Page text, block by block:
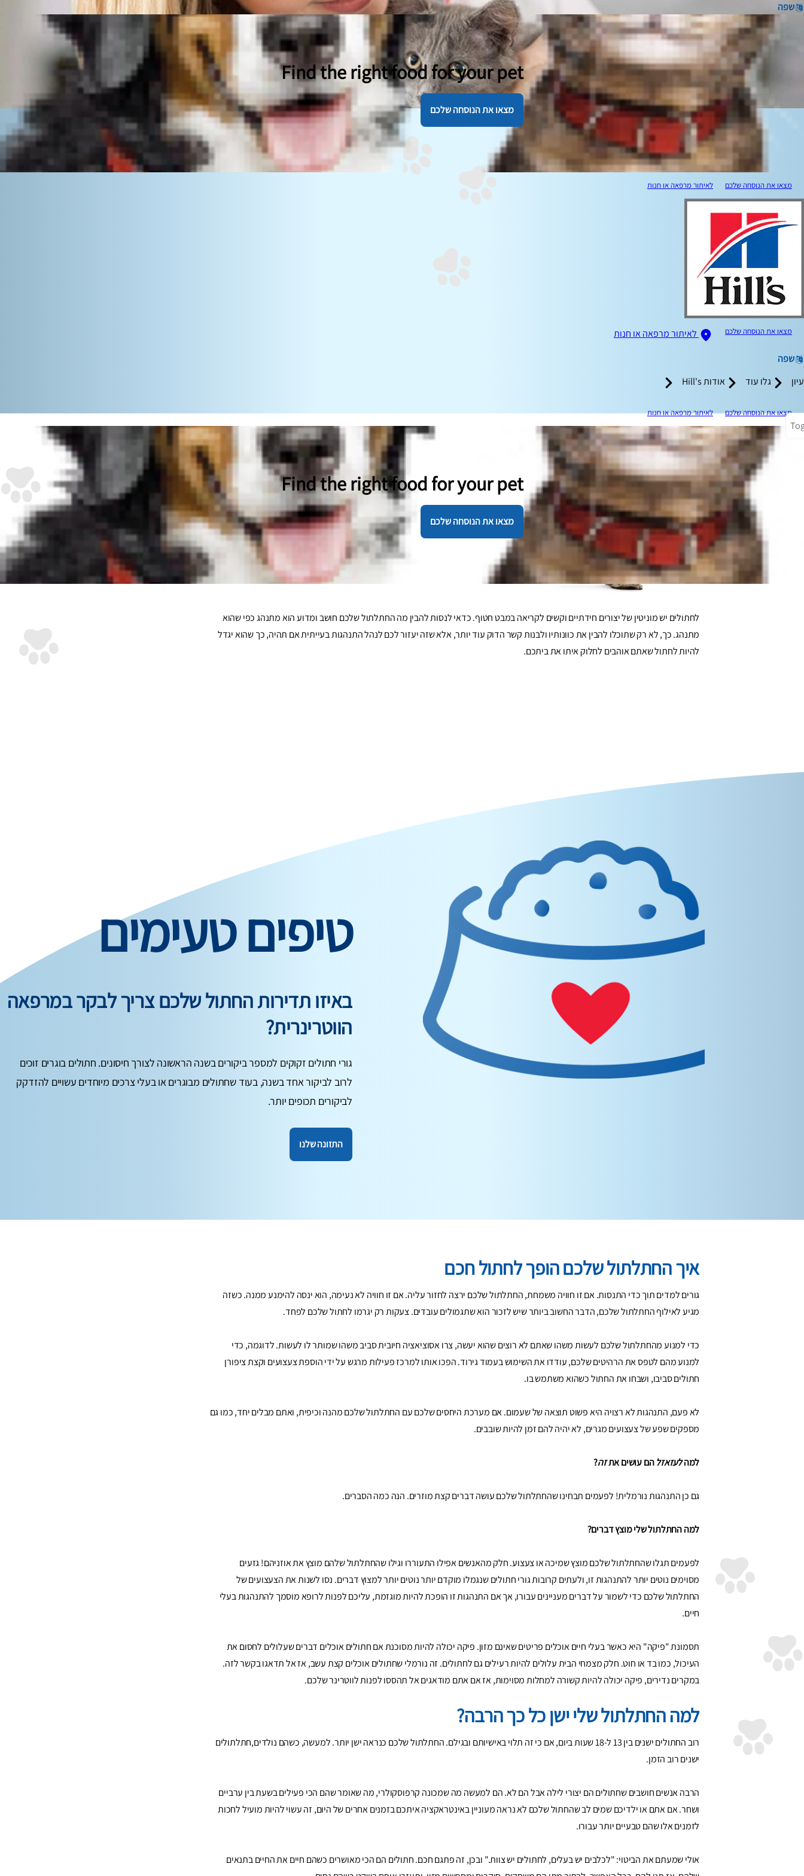
שפה
Find the right food for your pet
מצאו את הנוסחה שלכם
מצאו את הנוסחה שלכם לאיתור מרפאה או חנות
מצאו את הנוסחה שלכם
לאיתור מרפאה או חנות
שפה
עיון
גלו עוד אודות Hill's
מצאו את הנוסחה שלכם לאיתור מרפאה או חנות
Find the right food for your pet
מצאו את הנוסחה שלכם
להבין את הגור שלכם
לחתולים יש מוניטין של יצורים חידתיים וקשים לקריאה במבט חטוף. כדאי לנסות להבין מה החתלתול שלכם חושב ומדוע הוא מתנהג כפי שהוא
מתנהג. כך, לא רק שתוכלו להבין את כוונותיו ולבנות קשר הדוק עוד יותר, אלא שזה יעזור לכם לנהל התנהגות בעייתית אם תהיה, כך שהוא יגדל
להיות לחתול שאתם אוהבים לחלוק איתו את ביתכם.
טיפים טעימים
באיזו תדירות החתול שלכם צריך לבקר במרפאה
הווטרינרית?
גורי חתולים זקוקים למספר ביקורים בשנה הראשונה לצורך חיסונים. חתולים בוגרים זוכים
לרוב לביקור אחד בשנה, בעוד שחתולים מבוגרים או בעלי צרכים מיוחדים עשויים להזדקק
לביקורים תכופים יותר.
התזונה שלנו
איך החתלתול שלכם הופך לחתול חכם
גורים למדים תוך כדי התנסות. אם זו חוויה משמחת, החתלתול שלכם ירצה לחזור עליה. אם זו חוויה לא נעימה, הוא ינסה להימנע ממנה. כשזה
מגיע לאילוף החתלתול שלכם, הדבר החשוב ביותר שיש לזכור הוא שתגמולים עובדים. צעקות רק יגרמו לחתול שלכם לפחד.
כדי למנוע מהחתלתול שלכם לעשות משהו שאתם לא רוצים שהוא יעשה, צרו אסוציאציה חיובית סביב משהו שמותר לו לעשות. לדוגמה, כדי
למנוע מהם לטפס את הרהיטים שלכם, עודדו את השימוש בעמוד גירוד. הפכו אותו למרכז פעילות מרגש על ידי הוספת צעצועים וקצת ציפורן
חתולים סביבו, ושבחו את החתול כשהוא משתמש בו.
לא פעם, התנהגות לא רצויה היא פשוט תוצאה של שעמום. אם מערכת היחסים שלכם עם החתלתול שלכם מהנה וכיפית, ואתם מבלים יחד, כמו גם
מספקים שפע של צעצועים מגרים, לא יהיה להם זמן להיות שובבים.
למהלעזאזלהם עושים אתזה?
גם כן התנהגות נורמלית! לפעמים תבחינו שהחתלתול שלכם עושה דברים קצת מוזרים. הנה כמה הסברים.
למה החתלתול שלי מוצץ דברים?
לפעמים תגלו שהחתלתול שלכם מוצץ שמיכה או צעצוע. חלק מהאנשים אפילו התעוררו וגילו שהחתלתול שלהם מוצץ את אוזניהם! גזעים
מסוימים נוטים יותר להתנהגות זו, ולעתים קרובות גורי חתולים שנגמלו מוקדם יותר נוטים יותר למצוץ דברים. נסו לשנות את הצעצועים של
החתלתול שלכם כדי לשמור על דברים מעניינים עבורו, אך אם התנהגות זו הופכת להיות מוגזמת, עליכם לפנות לרופא מוסמך להתנהגות בעלי
חיים.
תסמונת "פיקה" היא כאשר בעלי חיים אוכלים פריטים שאינם מזון. פיקה יכולה להיות מסוכנת אם חתולים אוכלים דברים שעלולים לחסום את
העיכול, כמו בד או חוט. חלק מצמחי הבית עלולים להיות רעילים גם לחתולים. זה נורמלי שחתולים אוכלים קצת עשב, אז אל תדאגו בקשר לזה.
במקרים נדירים, פיקה יכולה להיות קשורה למחלות מסוימות, אז אם אתם מודאגים אל תהססו לפנות לווטרינר שלכם.
למה החתלתול שלי ישן כל כך הרבה?
רוב החתולים ישנים בין 13 ל-18 שעות ביום, אם כי זה תלוי באישיותם ובגילם. החתלתול שלכם כנראה ישן יותר. למעשה, כשהם נולדים,חתלתולים
ישנים רוב הזמן.
הרבה אנשים חושבים שחתולים הם יצורי לילה אבל הם לא. הם למעשה מה שמכונה קרפוסקולרי, מה שאומר שהם הכי פעילים בשעת בין ערביים
ושחר. אם אתם או ילדיכם שמים לב שהחתול שלכם לא נראה מעוניין באינטראקציה איתכם בזמנים אחרים של היום, זה עשוי להיות מועיל לחכות
לזמנים אלו שהם טבעיים יותר עבורו.
אולי שמעתם את הביטוי: "לכלבים יש בעלים, לחתולים יש צוות." ובכן, זה פתגם חכם. חתולים הם הכי מאושרים כשהם חיים את החיים בתנאים